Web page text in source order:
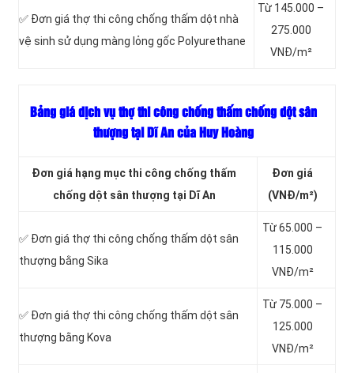
✅ Đơn giá thợ thi công chống thấm dột nhà
vệ sinh sử dụng màng lỏng gốc Polyurethane
Từ 145.000 –
275.000
VNĐ/m²
Bảng giá dịch vụ thợ thi công chống thấm chống dột sân
thượng tại Dĩ An của Huy Hoàng
Đơn giá hạng mục thi công chống thấm
chống dột sân thượng tại Dĩ An
Đơn giá
(VNĐ/m²)
✅ Đơn giá thợ thi công chống thấm dột sân
thượng bằng Sika
Từ 65.000 –
115.000
VNĐ/m²
✅ Đơn giá thợ thi công chống thấm dột sân
thượng bằng Kova
Từ 75.000 –
125.000
VNĐ/m²